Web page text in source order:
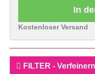
In
Kostenloser Versand
FILTER -